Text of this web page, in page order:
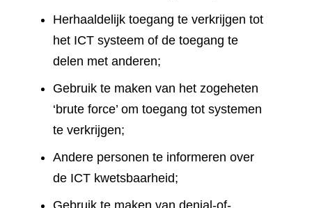
Herhaaldelijk toegang te verkrijgen tot
het ICT systeem of de toegang te
delen met anderen;
Gebruik te maken van het zogeheten
‘brute force’ om toegang tot systemen
te verkrijgen;
Andere personen te informeren over
de ICT kwetsbaarheid;
Gebruik te maken van denial-of-